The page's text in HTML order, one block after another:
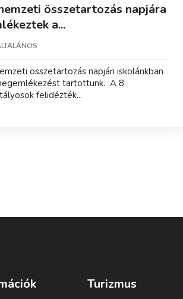
összetartozás napjára
a...
összetartozás napján iskolánkban
tartottunk. A 8.
felidézték...
Turizmus